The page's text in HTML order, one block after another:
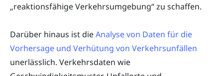
„reaktionsfähige Verkehrsumgebung“ zu schaffen.
Darüber hinaus ist dieAnalyse von Daten für die
Vorhersage und Verhütung von Verkehrsunfällen
unerlässlich. Verkehrsdaten wie